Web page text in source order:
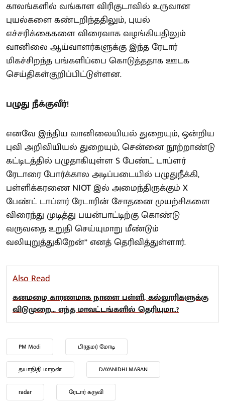
காலங்களில் வங்காள விரிகுடாவில் உருவான
புயல்களை கண்டறிந்ததிலும், புயல்
எச்சரிக்கைகளை விரைவாக வழங்கியதிலும்
வானிலை ஆய்வாளர்களுக்கு இந்த ரேடார்
மிகச்சிறந்த பங்களிப்பை கொடுத்ததாக ஊடக
செய்திகள்குறிப்பிட்டுள்ளன.
பழுது நீக்குவீர்!
எனவே இந்திய வானிலையியல் துறையும், ஒன்றிய
புவி அறிவியியல் துறையும், சென்னை நூற்றாண்டு
கட்டிடத்தில் பழுதாகியுள்ள S பேண்ட் டாப்ளர்
ரேடாரை போர்க்கால அடிப்படையில் பழுதுநீக்கி,
பள்ளிக்கரணை NIOT இல் அமைந்திருக்கும் X
பேண்ட் டாப்ளர் ரேடாரின் சோதனை முயற்சிகளை
விரைந்து முடித்து பயன்பாட்டிற்கு கொண்டு
வருவதை உறுதி செய்யுமாறு மீண்டும்
வலியுறுத்துகிறேன்” எனத் தெரிவித்துள்ளார்.
Also Read
கனமழை காரணமாக நாளை பள்ளி, கல்லூரிகளுக்கு
விடுமுறை... எந்த மாவட்டங்களில் தெரியுமா..?
PM Modi பிரதமர் மோடி
தயாநிதி மாறன் DAYANIDHI MARAN
radar ரேடார் கருவி